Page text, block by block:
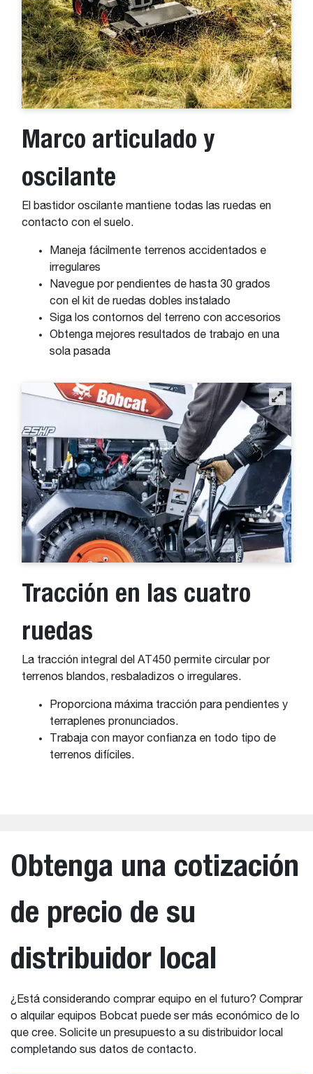
Marco articulado y
oscilante
El bastidor oscilante mantiene todas las ruedas en
contacto con el suelo.
Maneja fácilmente terrenos accidentados e
irregulares
Navegue por pendientes de hasta 30 grados
con el kit de ruedas dobles instalado
Siga los contornos del terreno con accesorios
Obtenga mejores resultados de trabajo en una
sola pasada
Tracción en las cuatro
ruedas
La tracción integral del AT450 permite circular por
terrenos blandos, resbaladizos o irregulares.
Proporciona máxima tracción para pendientes y
terraplenes pronunciados.
Trabaja con mayor confianza en todo tipo de
terrenos difíciles.
Obtenga una cotización
de precio de su
distribuidor local
¿Está considerando comprar equipo en el futuro? Comprar
o alquilar equipos Bobcat puede ser más económico de lo
que cree. Solicite un presupuesto a su distribuidor local
completando sus datos de contacto.